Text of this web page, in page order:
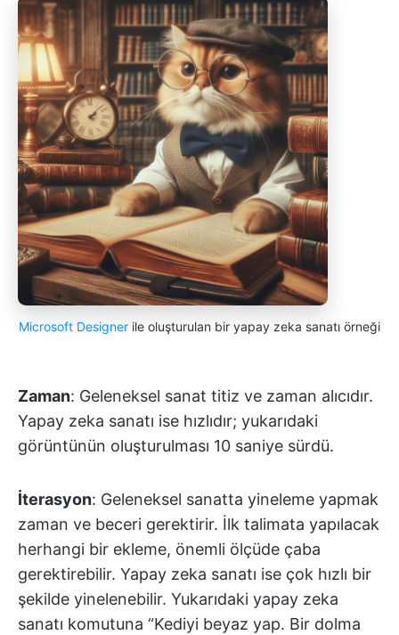
Microsoft Designer ile oluşturulan bir yapay zeka sanatı örneği
Zaman: Geleneksel sanat titiz ve zaman alıcıdır.
Yapay zeka sanatı ise hızlıdır; yukarıdaki
görüntünün oluşturulması 10 saniye sürdü.
İterasyon: Geleneksel sanatta yineleme yapmak
zaman ve beceri gerektirir. İlk talimata yapılacak
herhangi bir ekleme, önemli ölçüde çaba
gerektirebilir. Yapay zeka sanatı ise çok hızlı bir
şekilde yinelenebilir. Yukarıdaki yapay zeka
sanatı komutuna “Kediyi beyaz yap. Bir dolma